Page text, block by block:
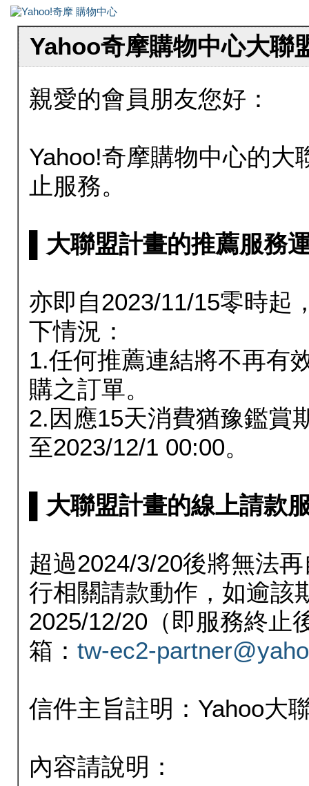
Yahoo奇摩購物中心大聯
親愛的會員朋友您好：
Yahoo!奇摩購物中心的大
止服務。
▌大聯盟計畫的推薦服務
亦即自2023/11/15零時起
下情況：
1.任何推薦連結將不再有
購之訂單。
2.因應15天消費猶豫鑑賞
至2023/12/1 00:00。
▌大聯盟計畫的線上請款
超過2024/3/20後將無法
行相關請款動作，如逾該
2025/12/20（即服務終止
箱： tw-ec2-
信件主旨註明：Yahoo大
內容請說明：